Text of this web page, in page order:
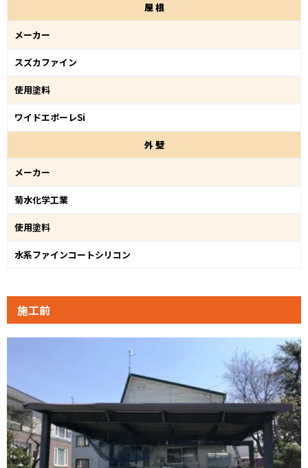
屋根
メーカー
スズカファイン
使用塗料
ワイドエポーレSi
外壁
メーカー
菊水化学工業
使用塗料
水系ファインコートシリコン
施工前